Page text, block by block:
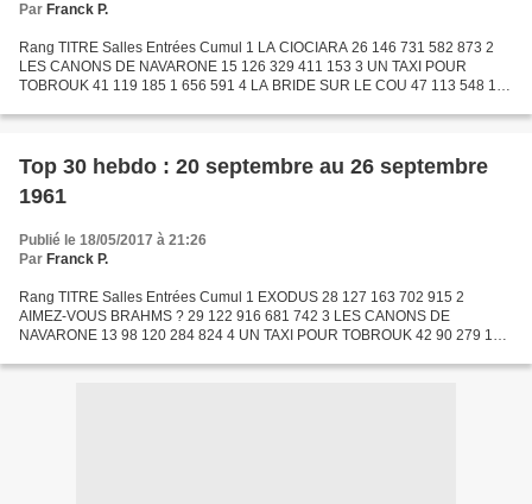
Par Franck P.
Rang TITRE Salles Entrées Cumul 1 LA CIOCIARA 26 146 731 582 873 2
LES CANONS DE NAVARONE 15 126 329 411 153 3 UN TAXI POUR
TOBROUK 41 119 185 1 656 591 4 LA BRIDE SUR LE COU 47 113 548 1
105...
Top 30 hebdo : 20 septembre au 26 septembre
1961
Publié le 18/05/2017 à 21:26
Par Franck P.
Rang TITRE Salles Entrées Cumul 1 EXODUS 28 127 163 702 915 2
AIMEZ-VOUS BRAHMS ? 29 122 916 681 742 3 LES CANONS DE
NAVARONE 13 98 120 284 824 4 UN TAXI POUR TOBROUK 42 90 279 1
72 007...